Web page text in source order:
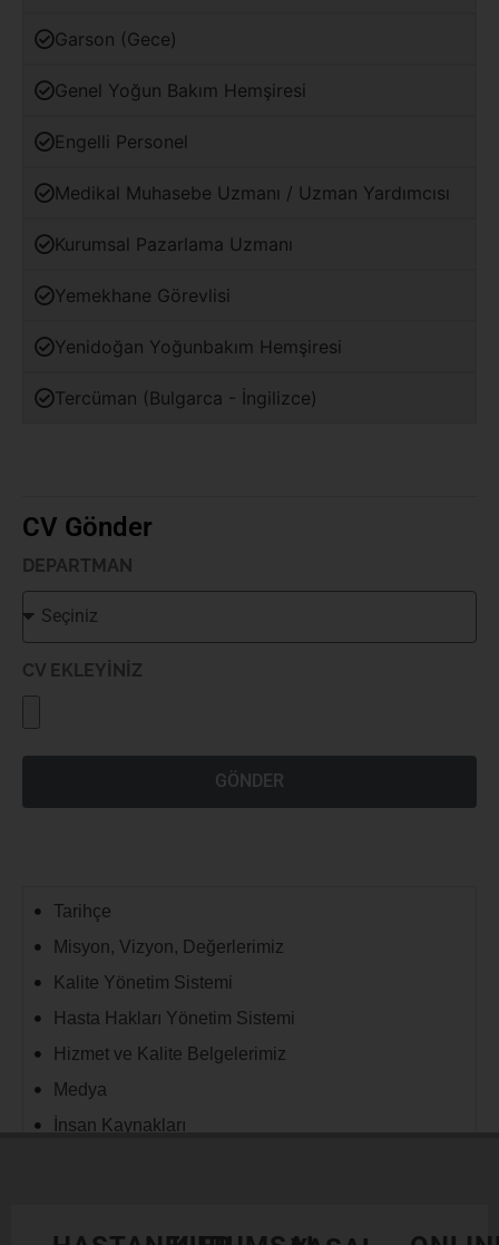
Garson (Gece)
Genel Yoğun Bakım Hemşiresi
Engelli Personel
Medikal Muhasebe Uzmanı / Uzman Yardımcısı
Kurumsal Pazarlama Uzmanı
Yemekhane Görevlisi
Yenidoğan Yoğunbakım Hemşiresi
Tercüman (Bulgarca - İngilizce)
CV Gönder
DEPARTMAN
CV EKLEYİNİZ
GÖNDER
Tarihçe
Misyon, Vizyon, Değerlerimiz
Kalite Yönetim Sistemi
Hasta Hakları Yönetim Sistemi
Hizmet ve Kalite Belgelerimiz
Medya
İnsan Kaynakları